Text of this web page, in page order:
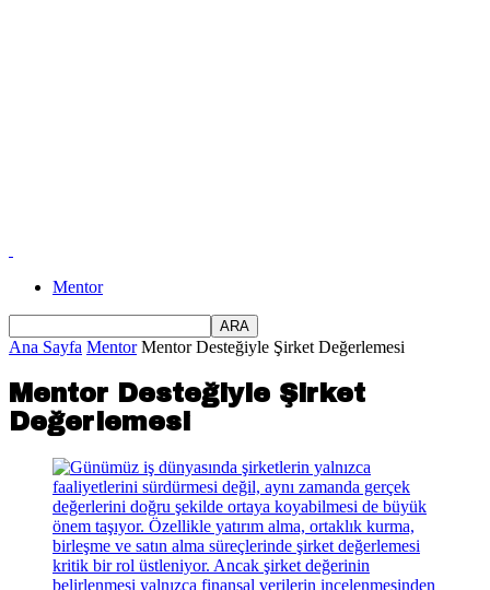
Mentor
Ana Sayfa Mentor Mentor Desteğiyle Şirket Değerlemesi
Mentor Desteğiyle Şirket
Değerlemesi